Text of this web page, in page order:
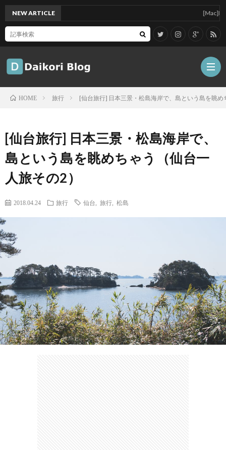
ト
散
歩
の
ブ
ロ
NEW ARTICLE [Mac]Mac mini
HOME 旅行 [仙台旅行] 日本三景・松島海岸で、島という島を眺
[仙台旅行] 日本三景・松島海岸で、
島という島を眺めちゃう（仙台一
人旅その2）
2018.04.24 旅行 仙台 旅行 松島